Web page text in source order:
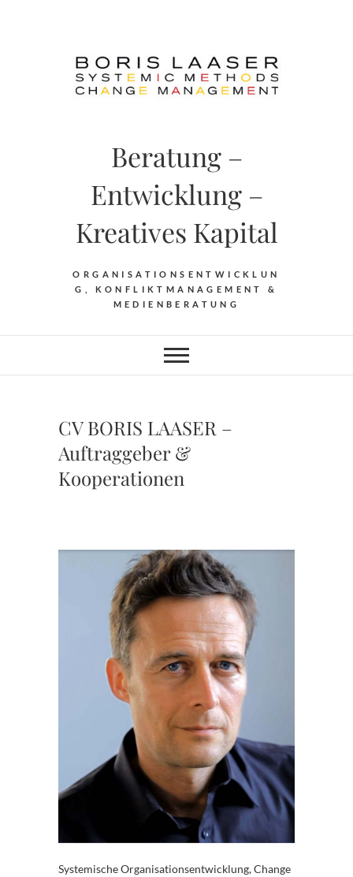
Beratung –
Entwicklung –
Kreatives Kapital
ORGANISATIONSENTWICKLUN
G, KONFLIKTMANAGEMENT &
MEDIENBERATUNG
CV BORIS LAASER –
Auftraggeber &
Kooperationen
Systemische Organisationsentwicklung, Change